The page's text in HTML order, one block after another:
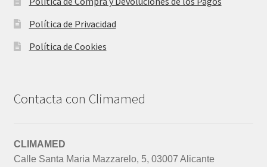
Política de Privacidad
Política de Cookies
Contacta con Climamed
CLIMAMED
Calle Santa Maria Mazzarelo, 5, 03007 Alicante